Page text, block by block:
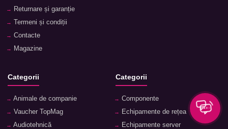
Returnare și garanție
Termeni și condiții
Contacte
Magazine
Categorii
Animale de companie
Vaucher TopMag
Audiotehnică
Categorii
Componente
Echipamente de rețea
Echipamente server